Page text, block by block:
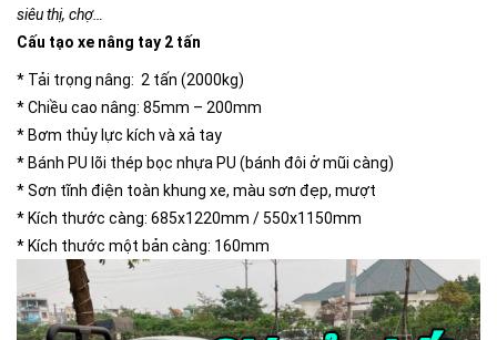
siêu thị, chợ…
Cấu tạo xe nâng tay 2 tấn
* Tải trọng nâng: 2 tấn (2000kg)
* Chiều cao nâng: 85mm – 200mm
* Bơm thủy lực kích và xả tay
* Bánh PU lõi thép bọc nhựa PU (bánh đôi ở mũi càng)
* Sơn tĩnh điện toàn khung xe, màu sơn đẹp, mượt
* Kích thước càng: 685x1220mm / 550x1150mm
* Kích thước một bản càng: 160mm